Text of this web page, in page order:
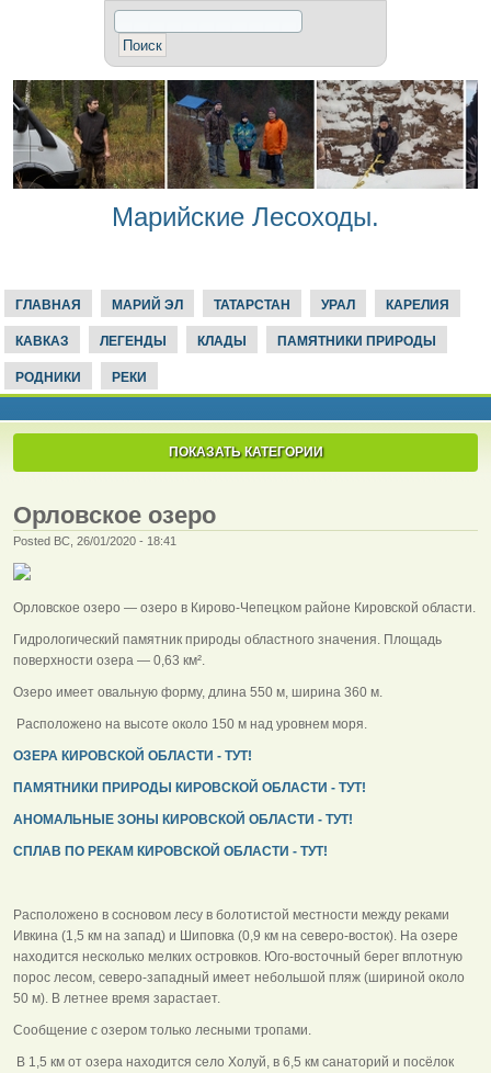
Марийские Лесоходы.
ГЛАВНАЯ МАРИЙ ЭЛ ТАТАРСТАН УРАЛ КАРЕЛИЯ
КАВКАЗ ЛЕГЕНДЫ КЛАДЫ ПАМЯТНИКИ ПРИРОДЫ
РОДНИКИ РЕКИ
ПОКАЗАТЬ КАТЕГОРИИ
Орловское озеро
Posted ВС, 26/01/2020 - 18:41
Орловское озеро — озеро в Кирово-Чепецком районе Кировской области.
Гидрологический памятник природы областного значения. Площадь
поверхности озера — 0,63 км².
Озеро имеет овальную форму, длина 550 м, ширина 360 м.
Расположено на высоте около 150 м над уровнем моря.
ОЗЕРА КИРОВСКОЙ ОБЛАСТИ - ТУТ!
ПАМЯТНИКИ ПРИРОДЫ КИРОВСКОЙ ОБЛАСТИ - ТУТ!
АНОМАЛЬНЫЕ ЗОНЫ КИРОВСКОЙ ОБЛАСТИ - ТУТ!
СПЛАВ ПО РЕКАМ КИРОВСКОЙ ОБЛАСТИ - ТУТ!
Расположено в сосновом лесу в болотистой местности между реками
Ивкина (1,5 км на запад) и Шиповка (0,9 км на северо-восток). На озере
находится несколько мелких островков. Юго-восточный берег вплотную
порос лесом, северо-западный имеет небольшой пляж (шириной около
50 м). В летнее время зарастает.
Сообщение с озером только лесными тропами.
В 1,5 км от озера находится село Холуй, в 6,5 км санаторий и посёлок